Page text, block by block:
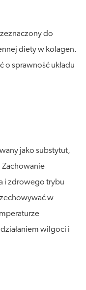
do
diety w kolagen.
o sprawność układu
jako substytut,
i zdrowego trybu
w
wilgoci i